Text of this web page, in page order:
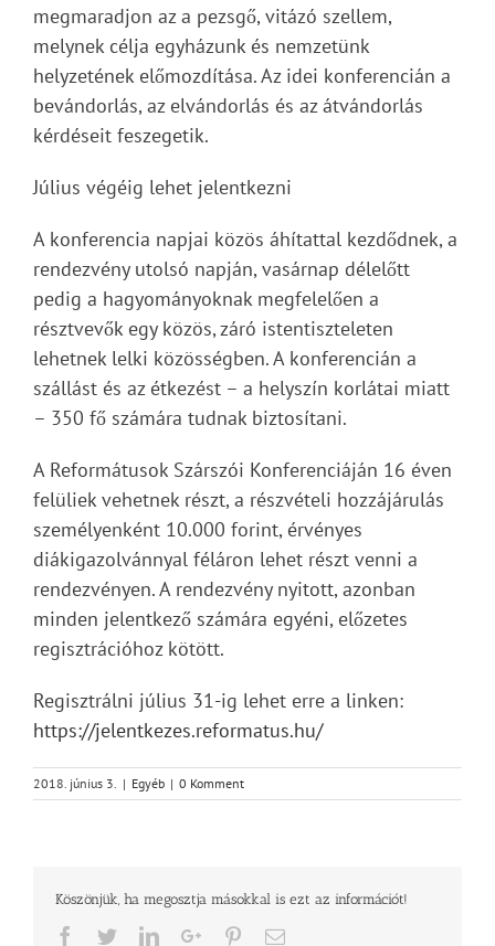
megmaradjon az a pezsgő, vitázó szellem,
melynek célja egyházunk és nemzetünk
helyzetének előmozdítása. Az idei konferencián a
bevándorlás, az elvándorlás és az átvándorlás
kérdéseit feszegetik.
Július végéig lehet jelentkezni
A konferencia napjai közös áhítattal kezdődnek, a
rendezvény utolsó napján, vasárnap délelőtt
pedig a hagyományoknak megfelelően a
résztvevők egy közös, záró istentiszteleten
lehetnek lelki közösségben. A konferencián a
szállást és az étkezést – a helyszín korlátai miatt
– 350 fő számára tudnak biztosítani.
A Reformátusok Szárszói Konferenciáján 16 éven
felüliek vehetnek részt, a részvételi hozzájárulás
személyenként 10.000 forint, érvényes
diákigazolvánnyal féláron lehet részt venni a
rendezvényen. A rendezvény nyitott, azonban
minden jelentkező számára egyéni, előzetes
regisztrációhoz kötött.
Regisztrálni július 31-ig lehet erre a linken:
https://jelentkezes.reformatus.hu/
2018. június 3. | Egyéb | 0 Komment
Köszönjük, ha megosztja másokkal is ezt az információt!
Facebook
TwitterLinkedInGoogle+PinterestEmail